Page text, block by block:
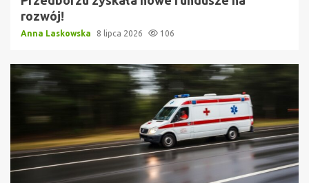
rozwój!
Anna Laskowska 8 lipca 2026 106